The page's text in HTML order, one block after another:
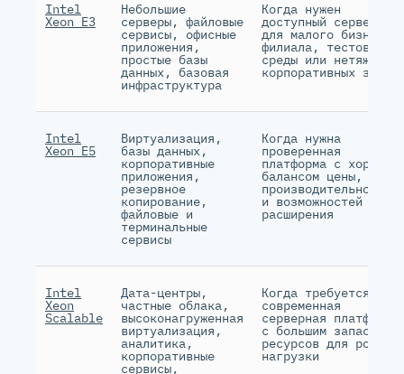
Intel
Xeon E3
Небольшие
серверы, файловые
сервисы, офисные
приложения,
простые базы
данных, базовая
инфраструктура
Когда нужен
доступный сервер
для малого бизнеса,
филиала, тестовой
среды или нетяжёлых
корпоративных задач
Intel
Xeon E5
Виртуализация,
базы данных,
корпоративные
приложения,
резервное
копирование,
файловые и
терминальные
сервисы
Когда нужна
проверенная
платформа с хорошим
балансом цены,
производительности
и возможностей
расширения
Intel
Xeon
Scalable
Дата-центры,
частные облака,
высоконагруженная
виртуализация,
аналитика,
корпоративные
сервисы,
Когда требуется
современная
серверная платформа
с большим запасом
ресурсов для роста
нагрузки